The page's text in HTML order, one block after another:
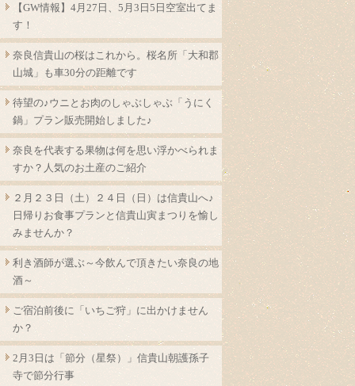
【GW情報】4月27日、5月3日5日空室出てま
す！
奈良信貴山の桜はこれから。桜名所「大和郡
山城」も車30分の距離です
待望の♪ウニとお肉のしゃぶしゃぶ「うにく
鍋」プラン販売開始しました♪
奈良を代表する果物は何を思い浮かべられま
すか？人気のお土産のご紹介
２月２３日（土）２４日（日）は信貴山へ♪
日帰りお食事プランと信貴山寅まつりを愉し
みませんか？
利き酒師が選ぶ～今飲んで頂きたい奈良の地
酒～
ご宿泊前後に「いちご狩」に出かけません
か？
2月3日は「節分（星祭）」信貴山朝護孫子
寺で節分行事